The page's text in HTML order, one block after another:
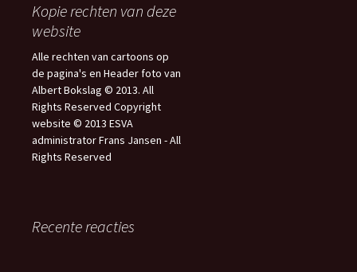
Kopie rechten van deze
website
Alle rechten van cartoons op
de pagina's en Header foto van
Albert Bokslag © 2013. All
Rights Reserved Copyright
website © 2013 ESVA
administrator Frans Jansen - All
Rights Reserved
Recente reacties